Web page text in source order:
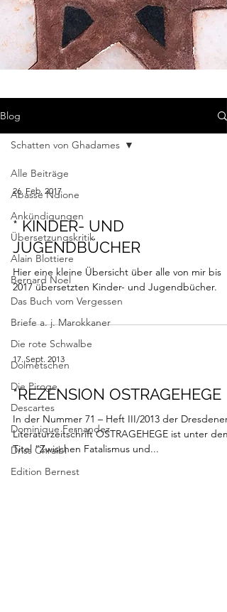
Blog
Alle Beiträge
Abasse Ndione
Ankündigungen
Übersetzungskritik
Alain Blottiere
Bernard Noel
Das Buch vom Vergessen
Briefe a. j. Marokkaner
Die rote Schwalbe
Dolmetschen
Die Piroge
Descartes
Dominique Fernandez
Driss Chraibi
Edition Bernest
Schatten von Ghadames
26. Feb. 2017
* KINDER- UND
JUGENDBÜCHER
Hier eine kleine Übersicht über alle von mir bis
2017 übersetzten Kinder- und Jugendbücher.
17. Sept. 2013
*REZENSION OSTRAGEHEGE
In der Nummer 71 – Heft III/2013 der Dresdener
Literaturzeitschrift OSTRAGEHEGE ist unter dem
Titel “Zwischen Fatalismus und...